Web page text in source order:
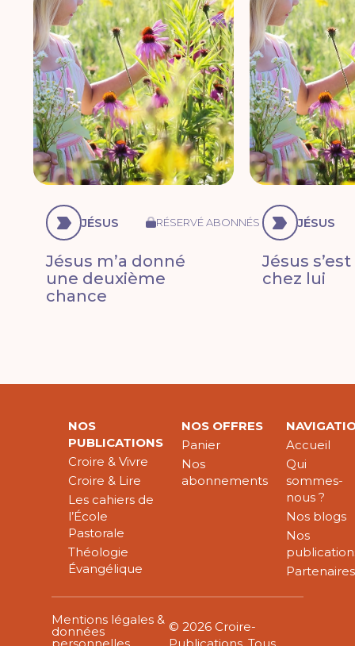
JÉSUS RÉSERVÉ ABONNÉS
Jésus m’a donné
une deuxième
chance
JÉSUS
Jésus
chez lui
NOS
PUBLICATIONS
Croire & Vivre
Croire & Lire
Les cahiers de
l’École
Pastorale
Théologie
Évangélique
NOS OFFRES
Panier
Nos
abonnements
Accueil
Qui
sommes-
nous ?
Nos blogs
Nos
Partenaires
Mentions légales &
données
© 2026 Croire-